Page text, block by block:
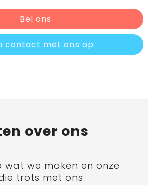
Bel ons
contact met ons op
over ons
wat we maken en onze
trots met ons